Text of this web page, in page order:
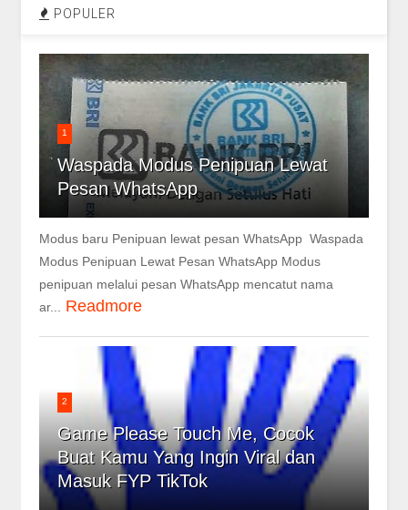
POPULER
1
Waspada Modus Penipuan Lewat
Pesan WhatsApp
Modus baru Penipuan lewat pesan WhatsApp Waspada
Modus Penipuan Lewat Pesan WhatsApp Modus
penipuan melalui pesan WhatsApp mencatut nama
ar...
Readmore
2
Game Please Touch Me, Cocok
Buat Kamu Yang Ingin Viral dan
Masuk FYP TikTok